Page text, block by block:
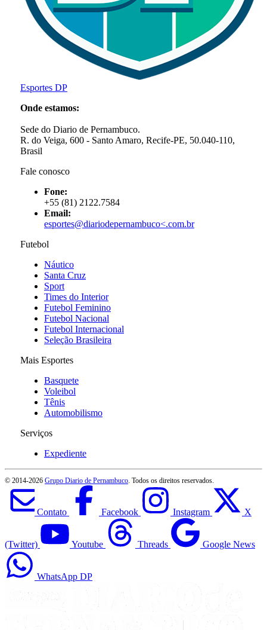
Esportes DP
Onde estamos:
Sede do Diario de Pernambuco.
R. do Veiga, 600 - Santo Amaro, Recife-PE, 50.040-110,
Brasil
Fale conosco
Fone:
+55 (81) 2122.7584
Email:
esportes@diariodepernambuco<.com.br
Futebol
Náutico
Santa Cruz
Sport
Times do Interior
Futebol Feminino
Futebol Nacional
Futebol Internacional
Seleção Brasileira
Mais Esportes
Basquete
Voleibol
Tênis
Automobilismo
Serviços
Expediente
© 2014-2026 Grupo Diario de Pernambuco . Todos os direitos reservados.
Contato Facebook Instagram X
(Twitter) Youtube Threads Google News
WhatsApp DP